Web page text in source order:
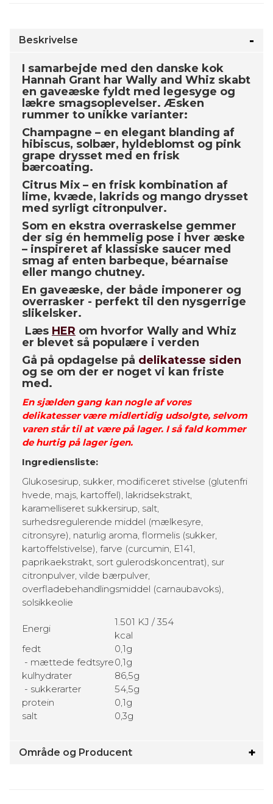
Beskrivelse
I samarbejde med den danske kok
Hannah Grant har Wally and Whiz skabt
en gaveæske fyldt med legesyge og
lækre smagsoplevelser. Æsken
rummer to unikke varianter:
Champagne – en elegant blanding af
hibiscus, solbær, hyldeblomst og pink
grape drysset med en frisk
bærcoating.
Citrus Mix – en frisk kombination af
lime, kvæde, lakrids og mango drysset
med syrligt citronpulver.
Som en ekstra overraskelse gemmer
der sig én hemmelig pose i hver æske
– inspireret af klassiske saucer med
smag af enten barbeque, béarnaise
eller mango chutney.
En gaveæske, der både imponerer og
overrasker - perfekt til den nysgerrige
slikelsker.
Læs HER om hvorfor Wally and Whiz
er blevet så populære i verden
Gå på opdagelse på delikatesse siden
og se om der er noget vi kan friste
med.
En sjælden gang kan nogle af vores
delikatesser være midlertidig udsolgte, selvom
varen står til at være på lager. I så fald kommer
de hurtig på lager igen.
Ingrediensliste:
Glukosesirup, sukker, modificeret stivelse (glutenfri
hvede, majs, kartoffel), lakridsekstrakt,
karamelliseret sukkersirup, salt,
surhedsregulerende middel (mælkesyre,
citronsyre), naturlig aroma, flormelis (sukker,
kartoffelstivelse), farve (curcumin, E141,
paprikaekstrakt, sort gulerodskoncentrat), sur
citronpulver, vilde bærpulver,
overfladebehandlingsmiddel (carnaubavoks),
solsikkeolie
Energi
1.501 KJ / 354
kcal
fedt
0,1g
- mættede fedtsyre0,1g
kulhydrater
86,5g
- sukkerarter
54,5g
protein
0,1g
salt
0,3g
Område og Producent